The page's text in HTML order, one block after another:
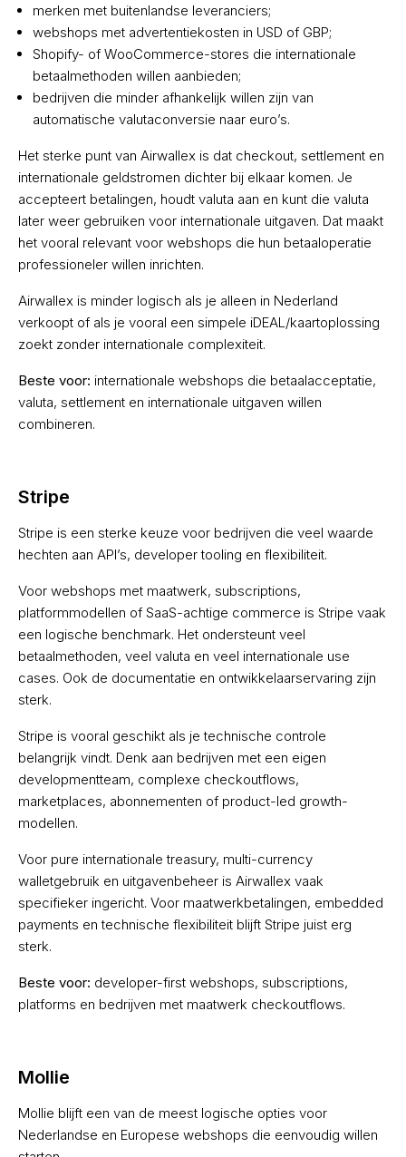
merken met buitenlandse leveranciers;
webshops met advertentiekosten in USD of GBP;
Shopify- of WooCommerce-stores die internationale
betaalmethoden willen aanbieden;
bedrijven die minder afhankelijk willen zijn van
automatische valutaconversie naar euro’s.
Het sterke punt van Airwallex is dat checkout, settlement en
internationale geldstromen dichter bij elkaar komen. Je
accepteert betalingen, houdt valuta aan en kunt die valuta
later weer gebruiken voor internationale uitgaven. Dat maakt
het vooral relevant voor webshops die hun betaaloperatie
professioneler willen inrichten.
Airwallex is minder logisch als je alleen in Nederland
verkoopt of als je vooral een simpele iDEAL/kaartoplossing
zoekt zonder internationale complexiteit.
Beste voor: internationale webshops die betaalacceptatie,
valuta, settlement en internationale uitgaven willen
combineren.
Stripe
Stripe is een sterke keuze voor bedrijven die veel waarde
hechten aan API’s, developer tooling en flexibiliteit.
Voor webshops met maatwerk, subscriptions,
platformmodellen of SaaS-achtige commerce is Stripe vaak
een logische benchmark. Het ondersteunt veel
betaalmethoden, veel valuta en veel internationale use
cases. Ook de documentatie en ontwikkelaarservaring zijn
sterk.
Stripe is vooral geschikt als je technische controle
belangrijk vindt. Denk aan bedrijven met een eigen
developmentteam, complexe checkoutflows,
marketplaces, abonnementen of product-led growth-
modellen.
Voor pure internationale treasury, multi-currency
walletgebruik en uitgavenbeheer is Airwallex vaak
specifieker ingericht. Voor maatwerkbetalingen, embedded
payments en technische flexibiliteit blijft Stripe juist erg
sterk.
Beste voor: developer-first webshops, subscriptions,
platforms en bedrijven met maatwerk checkoutflows.
Mollie
Mollie blijft een van de meest logische opties voor
Nederlandse en Europese webshops die eenvoudig willen